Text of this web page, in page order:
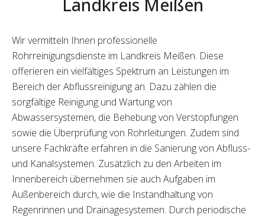
Wir vermitteln Ihnen professionelle
Rohrreinigungsdienste im Landkreis Meißen. Diese
offerieren ein vielfältiges Spektrum an Leistungen im
Bereich der Abflussreinigung an. Dazu zählen die
sorgfältige Reinigung und Wartung von
Abwassersystemen, die Behebung von Verstopfungen
sowie die Überprüfung von Rohrleitungen. Zudem sind
unsere Fachkräfte erfahren in die Sanierung von Abfluss-
und Kanalsystemen. Zusätzlich zu den Arbeiten im
Innenbereich übernehmen sie auch Aufgaben im
Außenbereich durch, wie die Instandhaltung von
Regenrinnen und Drainagesystemen. Durch periodische